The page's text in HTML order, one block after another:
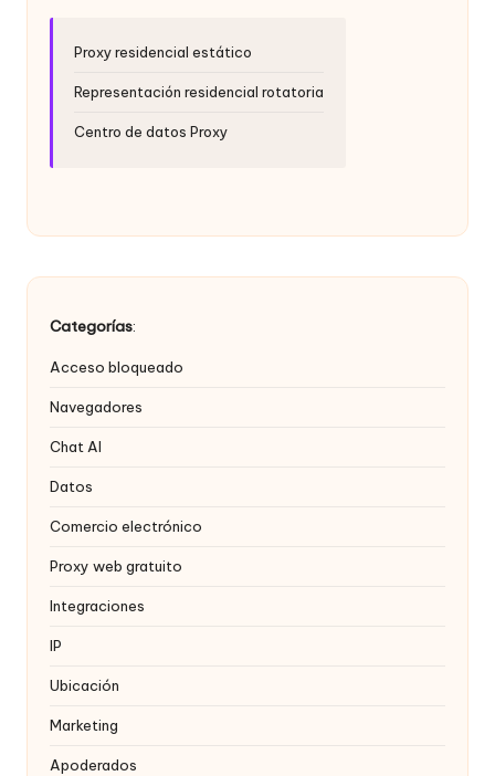
Proxy residencial estático
Representación residencial rotatoria
Centro de datos Proxy
Categorías:
Acceso bloqueado
Navegadores
Chat AI
Datos
Comercio electrónico
Proxy web gratuito
Integraciones
IP
Ubicación
Marketing
Apoderados